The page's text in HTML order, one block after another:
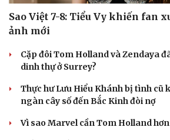
Doanh nghiệp
Doanh nghiệp 24h
Công
Tin
Sao Việt 7-8: Tiểu Vy khiến fan
ảnh mới
Cặp đôi Tom Holland và Zendaya
dinh thự ở Surrey?
Thực hư Lưu Hiểu Khánh bị tình cũ
ngàn cây số đến Bắc Kinh đòi nợ
Vì sao Marvel cần Tom Holland hơn